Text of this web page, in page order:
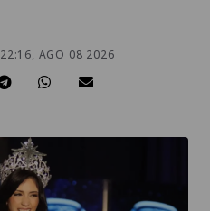
22:16, AGO 08 2026